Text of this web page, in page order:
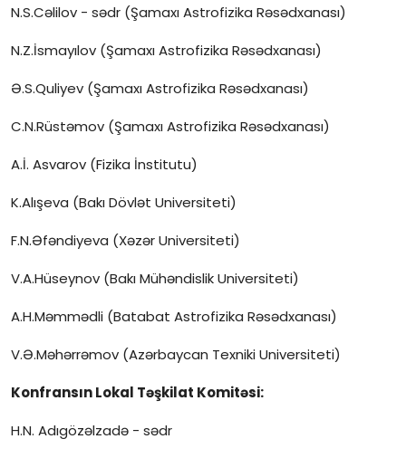
N.S.Cəlilov - sədr (Şamaxı Astrofizika Rəsədxanası)
N.Z.İsmayılov (Şamaxı Astrofizika Rəsədxanası)
Ə.S.Quliyev (Şamaxı Astrofizika Rəsədxanası)
C.N.Rüstəmov (Şamaxı Astrofizika Rəsədxanası)
A.İ. Asvarov (Fizika İnstitutu)
K.Alışeva (Bakı Dövlət Universiteti)
F.N.Əfəndiyeva (Xəzər Universiteti)
V.A.Hüseynov (Bakı Mühəndislik Universiteti)
A.H.Məmmədli (Batabat Astrofizika Rəsədxanası)
V.Ə.Məhərrəmov (Azərbaycan Texniki Universiteti)
Konfransın Lokal Təşkilat Komitəsi:
H.N. Adıgözəlzadə - sədr